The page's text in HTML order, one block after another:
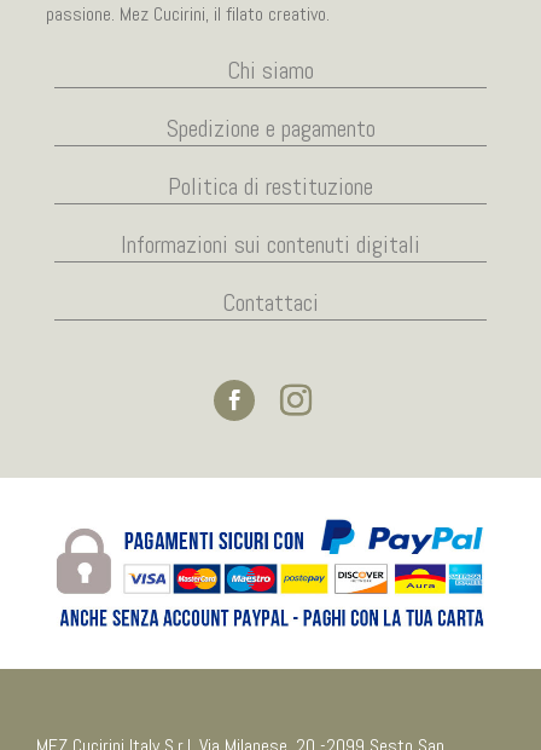
passione. Mez Cucirini, il filato creativo.
Chi siamo
Spedizione e pagamento
Politica di restituzione
Informazioni sui contenuti digitali
Contattaci